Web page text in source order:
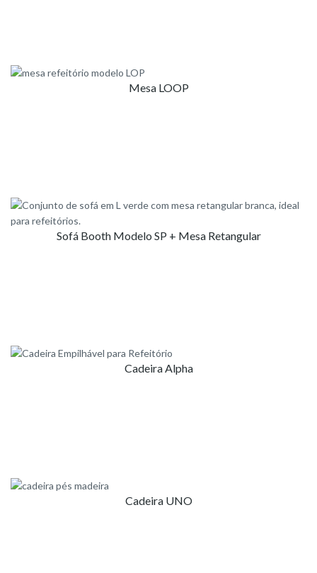
Mesa LOOP
Sofá Booth Modelo SP + Mesa Retangular
Cadeira Alpha
Cadeira UNO